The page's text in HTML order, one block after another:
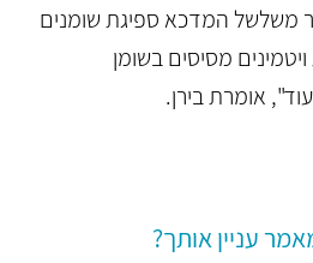
משלשל המדכא ספיגת שומנים
מסיסים בשומן
עניין אותך?